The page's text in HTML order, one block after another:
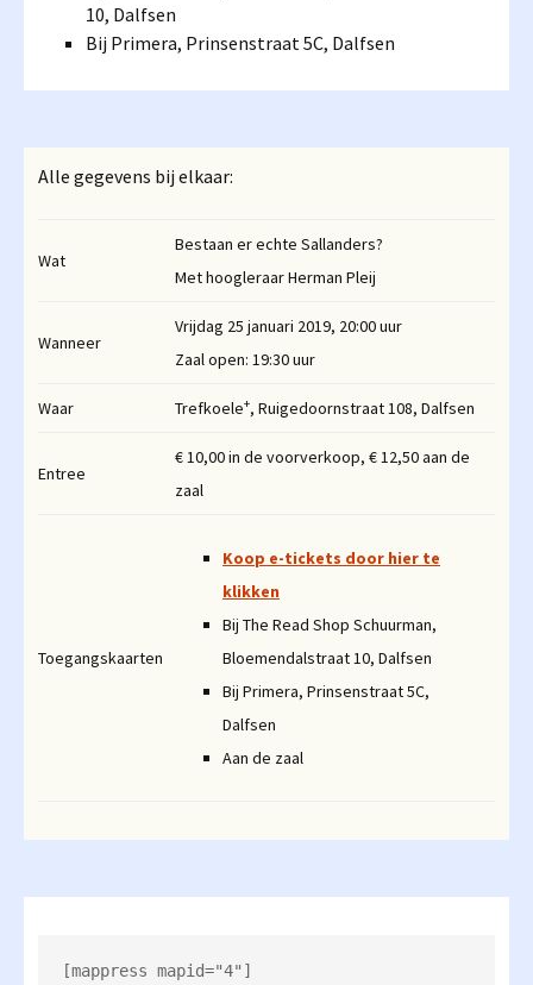
10, Dalfsen
Bij Primera, Prinsenstraat 5C, Dalfsen
Alle gegevens bij elkaar:
Wat
Bestaan er echte Sallanders?
Met hoogleraar Herman Pleij
Wanneer
Vrijdag 25 januari 2019, 20:00 uur
Zaal open: 19:30 uur
Waar Trefkoele+, Ruigedoornstraat 108, Dalfsen
Entree
€ 10,00 in de voorverkoop, € 12,50 aan de
zaal
Toegangskaarten
Koop e-tickets door hier te
klikken
Bij The Read Shop Schuurman,
Bloemendalstraat 10, Dalfsen
Bij Primera, Prinsenstraat 5C,
Dalfsen
Aan de zaal
[mappress mapid="4"]